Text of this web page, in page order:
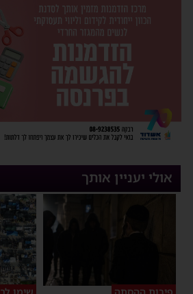
אולי יעניין אותך
פירות ההסתה שימו לב